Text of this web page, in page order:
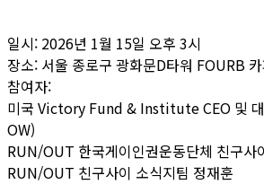
일시: 2026년 1월 15일 오후 3시
장소: 서울 종로구 광화문D타워 FOURB
참여자:
미국 Victory Fund & Institute CEO 및
OW)
RUN/OUT 한국게이인권운동단체 친구사
RUN/OUT 친구사이 소식지팀 정재훈